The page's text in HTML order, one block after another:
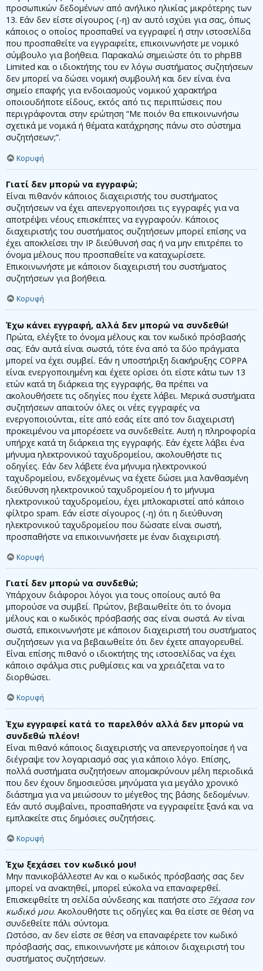
προσωπικών δεδομένων από ανήλικο ηλικίας μικρότερης των
13. Εάν δεν είστε σίγουρος (-η) αν αυτό ισχύει για σας, όπως
κάποιος ο οποίος προσπαθεί να εγγραφεί ή στην ιστοσελίδα
που προσπαθείτε να εγγραφείτε, επικοινωνήστε με νομικό
σύμβουλο για βοήθεια. Παρακαλώ σημειώστε ότι το phpBB
Limited και ο ιδιοκτήτης του εν λόγω συστήματος συζητήσεων
δεν μπορεί να δώσει νομική συμβουλή και δεν είναι ένα
σημείο επαφής για ενδοιασμούς νομικού χαρακτήρα
οποιουδήποτε είδους, εκτός από τις περιπτώσεις που
περιγράφονται στην ερώτηση “Με ποιόν θα επικοινωνήσω
σχετικά με νομικά ή θέματα κατάχρησης πάνω στο σύστημα
συζητήσεων;”.
Κορυφή
Γιατί δεν μπορώ να εγγραφώ;
Είναι πιθανόν κάποιος διαχειριστής του συστήματος
συζητήσεων να έχει απενεργοποιήσει τις εγγραφές για να
αποτρέψει νέους επισκέπτες να εγγραφούν. Κάποιος
διαχειριστής του συστήματος συζητήσεων μπορεί επίσης να
έχει αποκλείσει την IP διεύθυνσή σας ή να μην επιτρέπει το
όνομα μέλους που προσπαθείτε να καταχωρίσετε.
Επικοινωνήστε με κάποιον διαχειριστή του συστήματος
συζητήσεων για βοήθεια.
Κορυφή
Έχω κάνει εγγραφή, αλλά δεν μπορώ να συνδεθώ!
Πρώτα, ελέγξτε το όνομα μέλους και τον κωδικό πρόσβασής
σας. Εάν αυτά είναι σωστά, τότε ένα από τα δύο πράγματα
μπορεί να έχει συμβεί. Εάν η υποστήριξη διακήρυξης COPPA
είναι ενεργοποιημένη και έχετε ορίσει ότι είστε κάτω των 13
ετών κατά τη διάρκεια της εγγραφής, θα πρέπει να
ακολουθήσετε τις οδηγίες που έχετε λάβει. Μερικά συστήματα
συζητήσεων απαιτούν όλες οι νέες εγγραφές να
ενεργοποιούνται, είτε από εσάς είτε από τον διαχειριστή
προκειμένου να μπορέσετε να συνδεθείτε. Αυτή η πληροφορία
υπήρχε κατά τη διάρκεια της εγγραφής. Εάν έχετε λάβει ένα
μήνυμα ηλεκτρονικού ταχυδρομείου, ακολουθήστε τις
οδηγίες. Εάν δεν λάβετε ένα μήνυμα ηλεκτρονικού
ταχυδρομείου, ενδεχομένως να έχετε δώσει μια λανθασμένη
διεύθυνση ηλεκτρονικού ταχυδρομείου ή το μήνυμα
ηλεκτρονικού ταχυδρομείου, έχει μπλοκαριστεί από κάποιο
φίλτρο spam. Εάν είστε σίγουρος (-η) ότι η διεύθυνση
ηλεκτρονικού ταχυδρομείου που δώσατε είναι σωστή,
προσπαθήστε να επικοινωνήσετε με έναν διαχειριστή.
Κορυφή
Γιατί δεν μπορώ να συνδεθώ;
Υπάρχουν διάφοροι λόγοι για τους οποίους αυτό θα
μπορούσε να συμβεί. Πρώτον, βεβαιωθείτε ότι το όνομα
μέλους και ο κωδικός πρόσβασής σας είναι σωστά. Αν είναι
σωστά, επικοινωνήστε με κάποιον διαχειριστή του συστήματος
συζητήσεων για να βεβαιωθείτε ότι δεν έχετε απαγορευθεί.
Είναι επίσης πιθανό ο ιδιοκτήτης της ιστοσελίδας να έχει
κάποιο σφάλμα στις ρυθμίσεις και να χρειάζεται να το
διορθώσει.
Κορυφή
Έχω εγγραφεί κατά το παρελθόν αλλά δεν μπορώ να
συνδεθώ πλέον!
Είναι πιθανό κάποιος διαχειριστής να απενεργοποίησε ή να
διέγραψε τον λογαριασμό σας για κάποιο λόγο. Επίσης,
πολλά συστήματα συζητήσεων απομακρύνουν μέλη περιοδικά
που δεν έχουν δημοσιεύσει μηνύματα για μεγάλο χρονικό
διάστημα για να μειώσουν το μέγεθος της βάσης δεδομένων.
Εάν αυτό συμβαίνει, προσπαθήστε να εγγραφείτε ξανά και να
εμπλακείτε στις δημόσιες συζητήσεις.
Κορυφή
Έχω ξεχάσει τον κωδικό μου!
Μην πανικοβάλλεστε! Αν και ο κωδικός πρόσβασής σας δεν
μπορεί να ανακτηθεί, μπορεί εύκολα να επαναφερθεί.
Επισκεφθείτε τη σελίδα σύνδεσης και πατήστε στο Ξέχασα τον
κωδικό μου. Ακολουθήστε τις οδηγίες και θα είστε σε θέση να
συνδεθείτε πάλι σύντομα.
Ωστόσο, αν δεν είστε σε θέση να επαναφέρετε τον κωδικό
πρόσβασής σας, επικοινωνήστε με κάποιον διαχειριστή του
συστήματος συζητήσεων.